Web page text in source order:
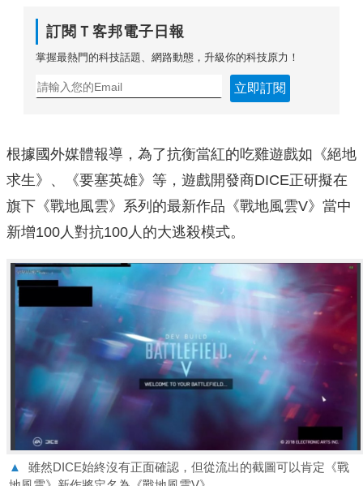
訂閱Ｔ客邦電子日報
掌握最熱門的科技話題、網路動態，升級你的科技原力！
立即訂閱
根據國外媒體報導，為了抗衡當紅的吃雞遊戲如《絕地
求生》、《要塞英雄》等，遊戲開發商DICE正研擬在
旗下《戰地風雲》系列的最新作品《戰地風雲V》當中
新增100人對抗100人的大逃殺模式。
▲
雖然DICE始終沒有正面確認，但從流出的截圖可以肯定《戰